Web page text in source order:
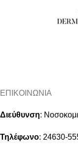
ΕΠΙΚΟΙΝΩΝΙΑ
Διεύθυνση:
Τηλέφωνο: 24630-